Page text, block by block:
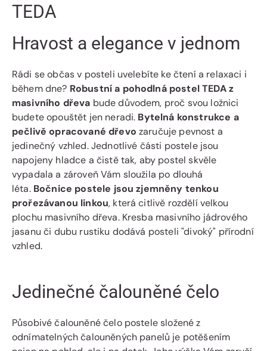
TEDA
Hravost a elegance v jednom
Rádi se občas v posteli uvelebíte ke čtení a relaxaci i
během dne? Robustní a pohodlná postel TEDA z
masivního dřeva bude důvodem, proč svou ložnici
budete opouštět jen neradi. Bytelná konstrukce a
pečlivě opracované dřevo zaručuje pevnost a
jedinečný vzhled. Jednotlivé části postele jsou
napojeny hladce a čistě tak, aby postel skvěle
vypadala a zároveň Vám sloužila po dlouhá
léta. Bočnice postele jsou zjemněny tenkou
prořezávanou linkou, která citlivě rozdělí velkou
plochu masivního dřeva. Kresba masivního jádrového
jasanu či dubu rustiku dodává posteli "divoký" přírodní
vzhled.
Jedinečné čalouněné čelo
Působivé čalouněné čelo postele složené z
odnímatelných čalouněných panelů je potěšením